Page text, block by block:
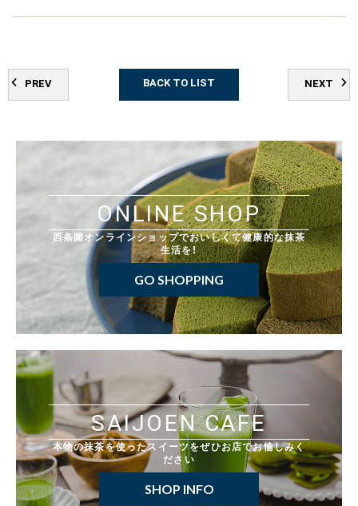
PREV BACK TO LIST NEXT
ONLINE SHOP
西条園オンラインショップでおいしくて健康的な抹茶
生活を！
GO SHOPPING
SAIJOEN CAFE
本物の抹茶を使ったスイーツをぜひお店でお愉しみく
ださい
SHOP INFO